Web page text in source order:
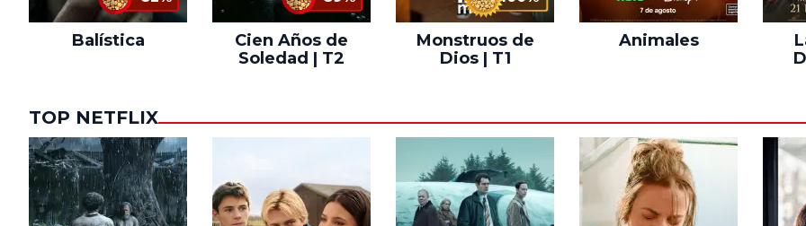
Balística
Cien Años de
Soledad | T2
Monstruos de
Dios | T1
Animales
TOP NETFLIX